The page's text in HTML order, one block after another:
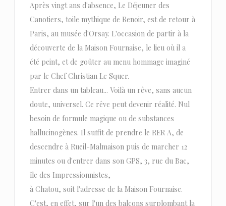
Après vingt ans d'absence, Le Déjeuner des
Canotiers, toile mythique de Renoir, est de retour à
Paris, au musée d'Orsay. L'occasion de partir à la
découverte de la Maison Fournaise, le lieu où il a
été peint, et de goûter au menu hommage imaginé
par le Chef Christian Le Squer.
Entrer dans un tableau... Voilà un rêve, sans aucun
doute, universel. Ce rêve peut devenir réalité. Nul
besoin de formule magique ou de substances
hallucinogènes. Il suffit de prendre le RER A, de
descendre à Rueil-Malmaison puis de marcher 12
minutes ou d'entrer dans son GPS, 3, rue du Bac,
île des Impressionnistes,
à Chatou, soit l'adresse de la Maison Fournaise.
C'est, en effet, sur l'un des balcons surplombant la